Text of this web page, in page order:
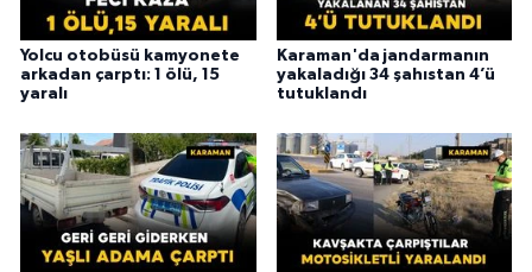
Yolcu otobüsü kamyonete
arkadan çarptı: 1 ölü, 15
yaralı
Karaman'da jandarmanın
yakaladığı 34 şahıstan 4’ü
tutuklandı